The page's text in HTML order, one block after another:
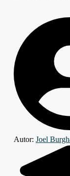
Autor: Joel